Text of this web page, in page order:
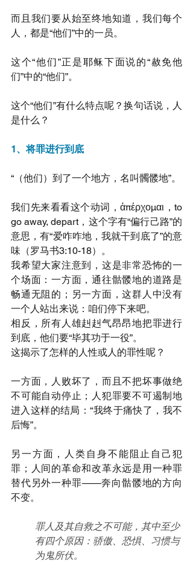
而且我们要从始至终地知道，我们每个
人，都是“他们”中的一员。
这个“他们”正是耶稣下面说的“赦免他
们”中的“他们”。
这个“他们”有什么特点呢？换句话说，人
是什么？
1、将罪进行到底
“（他们）到了一个地方，名叫髑髅地”。
我们先来看看这个动词，ἀπέρχομαι，to
go away, depart，这个字有“偏行己路”的
意思，有“爱咋咋地，我就干到底了”的意
味（罗马书3:10-18）。
我希望大家注意到，这是非常恐怖的一
个场面：一方面，通往骷髅地的道路是
畅通无阻的；另一方面，这群人中没有
一个人站出来说：咱们停下来吧。
相反，所有人雄赳赳气昂昂地把罪进行
到底，他们要“毕其功于一役”。
这揭示了怎样的人性或人的罪性呢？
一方面，人败坏了，而且不把坏事做绝
不可能自动停止；人犯罪要不可遏制地
进入这样的结局：“我终于痛快了，我不
后悔”。
另一方面，人类自身不能阻止自己犯
罪；人间的革命和改革永远是用一种罪
替代另外一种罪——奔向骷髅地的方向
不变。
罪人及其自救之不可能，其中至少
有四个原因：骄傲、恐惧、习惯与
为鬼所伏。